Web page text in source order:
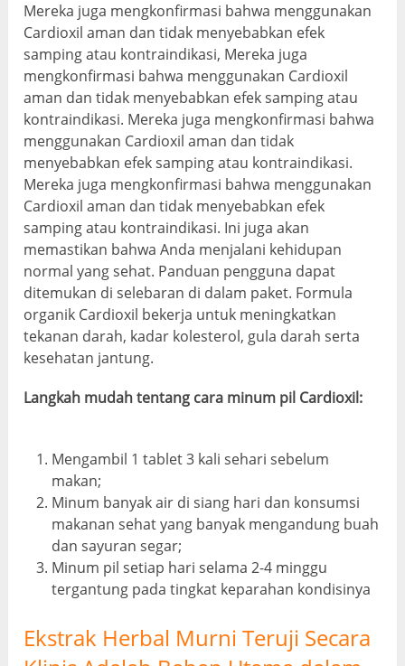
Mereka juga mengkonfirmasi bahwa menggunakan
Cardioxil aman dan tidak menyebabkan efek
samping atau kontraindikasi, Mereka juga
mengkonfirmasi bahwa menggunakan Cardioxil
aman dan tidak menyebabkan efek samping atau
kontraindikasi. Mereka juga mengkonfirmasi bahwa
menggunakan Cardioxil aman dan tidak
menyebabkan efek samping atau kontraindikasi.
Mereka juga mengkonfirmasi bahwa menggunakan
Cardioxil aman dan tidak menyebabkan efek
samping atau kontraindikasi. Ini juga akan
memastikan bahwa Anda menjalani kehidupan
normal yang sehat. Panduan pengguna dapat
ditemukan di selebaran di dalam paket. Formula
organik Cardioxil bekerja untuk meningkatkan
tekanan darah, kadar kolesterol, gula darah serta
kesehatan jantung.
Langkah mudah tentang cara minum pil Cardioxil:
Mengambil 1 tablet 3 kali sehari sebelum
makan;
Minum banyak air di siang hari dan konsumsi
makanan sehat yang banyak mengandung buah
dan sayuran segar;
Minum pil setiap hari selama 2-4 minggu
tergantung pada tingkat keparahan kondisinya
Ekstrak Herbal Murni Teruji Secara